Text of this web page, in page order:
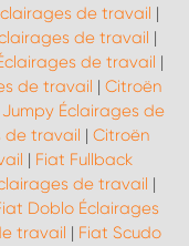
de travail |
de travail |
de travail |
de travail | Citroën
Éclairages de
de travail | Citroën
| Fiat Fullback
de travail |
Doblo Éclairages
travail | Fiat Scudo